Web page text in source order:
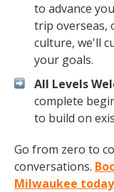
to advance
trip overseas,
culture, we'll
your goals.
All Levels
complete
to build on
Go from zero to
conversations.
Milwaukee today